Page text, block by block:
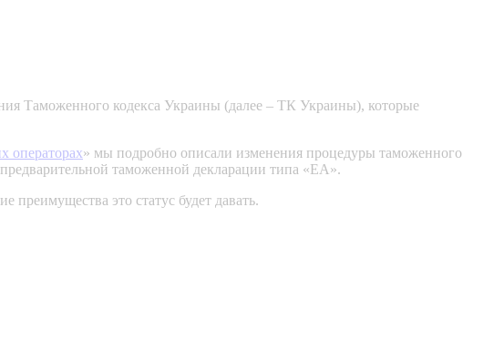
Таможенного кодекса Украины (далее – ТК Украины), которые
операторах» мы подробно описали изменения процедуры таможенного
таможенной декларации типа «ЕА».
это статус будет давать.